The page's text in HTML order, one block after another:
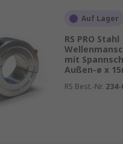
Auf Lager
RS PRO Stahl
mit
Außen-ø x
RS Best.-Nr. 234-